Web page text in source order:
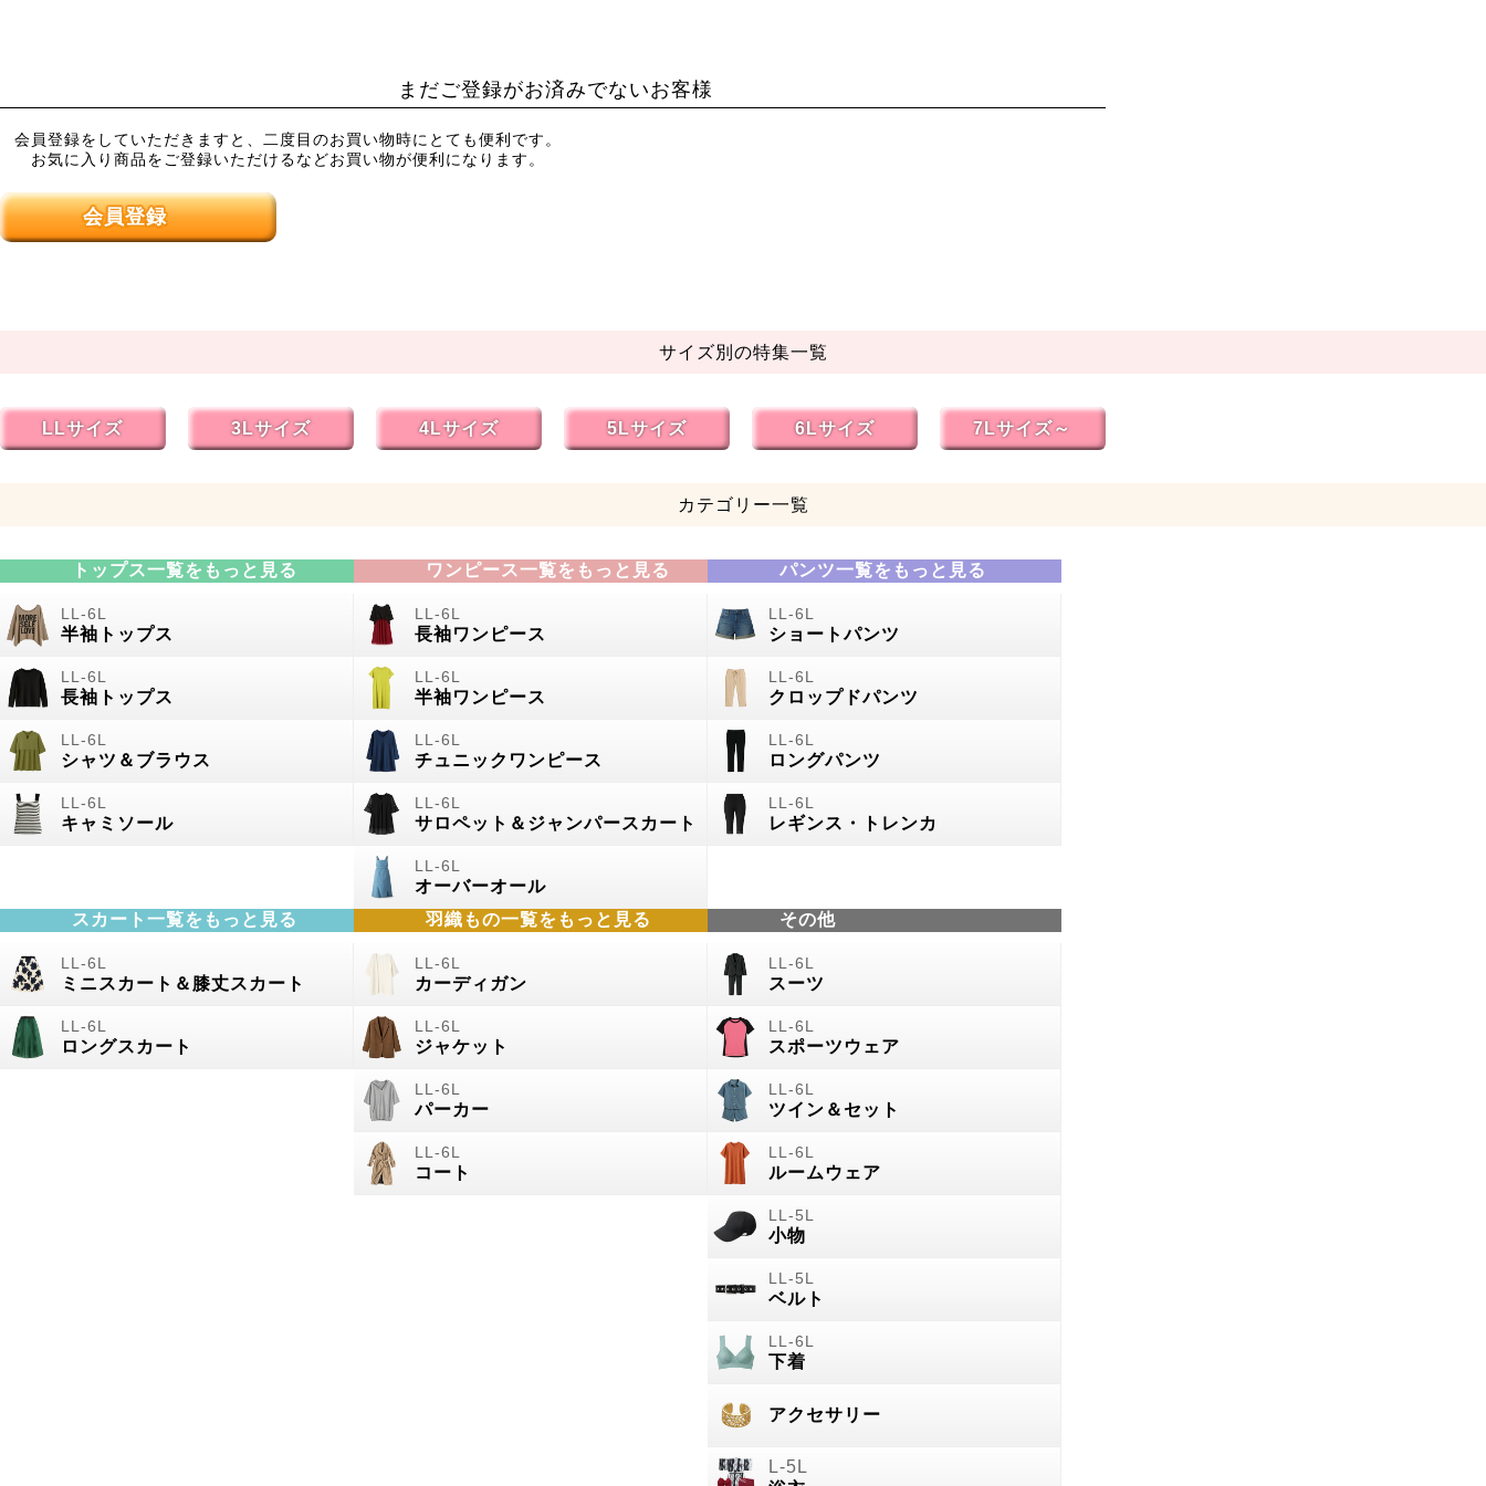
まだご登録がお済みでないお客様
会員登録をしていただきますと、二度目のお買い物時にとても便利です。
お気に入り商品をご登録いただけるなどお買い物が便利になります。
会員登録
サイズ別の特集一覧
LLサイズ 3Lサイズ 4Lサイズ 5Lサイズ 6Lサイズ 7Lサイズ～
カテゴリー一覧
トップス一覧をもっと見る
半袖トップス
長袖トップス
シャツ＆ブラウス
キャミソール
ワンピース一覧をもっと見る
長袖ワンピース
半袖ワンピース
チュニックワンピース
サロペット＆ジャンパースカート
オーバーオール
パンツ一覧をもっと見る
ショートパンツ
クロップドパンツ
ロングパンツ
レギンス・トレンカ
スカート一覧をもっと見る
ミニスカート＆膝丈スカート
ロングスカート
羽織もの一覧をもっと見る
カーディガン
ジャケット
パーカー
コート
その他
スーツ
スポーツウェア
ツイン＆セット
ルームウェア
小物
ベルト
下着
アクセサリー